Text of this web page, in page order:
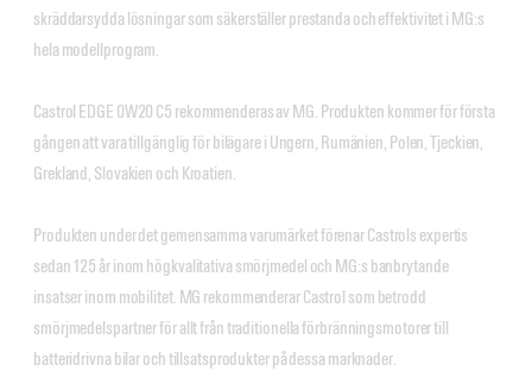
skräddarsydda lösningar som säkerställer prestanda och effektivitet i MG:s
hela modellprogram.
Castrol EDGE 0W20 C5 rekommenderas av MG. Produkten kommer för första
gången att vara tillgänglig för bilägare i Ungern, Rumänien, Polen, Tjeckien,
Grekland, Slovakien och Kroatien.
Produkten under det gemensamma varumärket förenar Castrols expertis
sedan 125 år inom högkvalitativa smörjmedel och MG:s banbrytande
insatser inom mobilitet. MG rekommenderar Castrol som betrodd
smörjmedelspartner för allt från traditionella förbränningsmotorer till
batteridrivna bilar och tillsatsprodukter på dessa marknader.